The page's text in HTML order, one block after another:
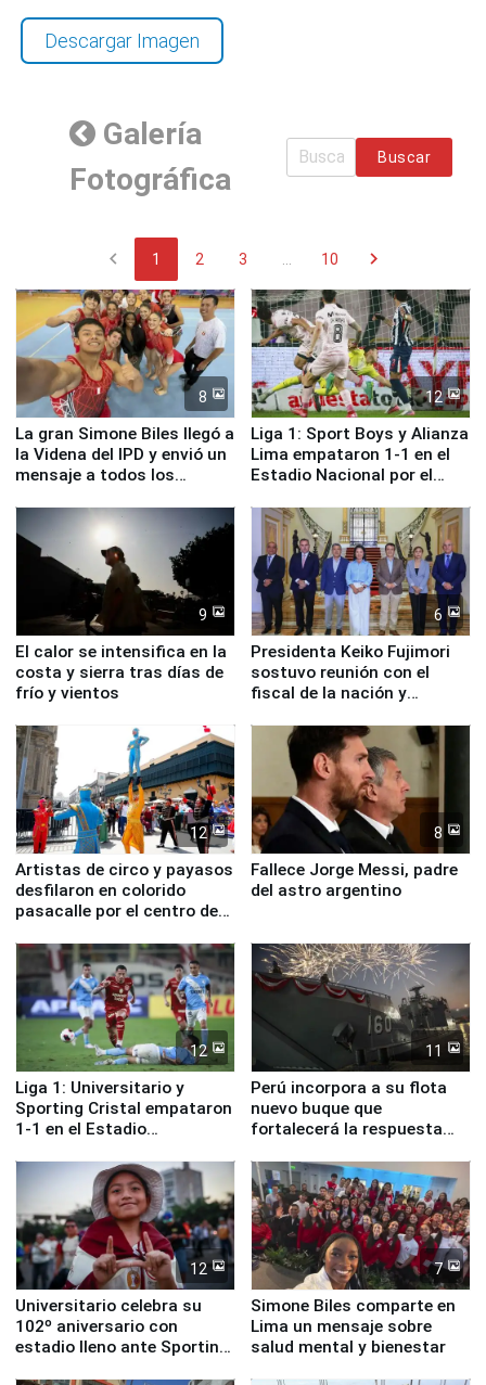
Descargar Imagen
Galería
Fotográfica
Buscar
chevron_left 1 2 3 10 chevron_right
8
La gran Simone Biles llegó a
la Videna del IPD y envió un
mensaje a todos los
12
Liga 1: Sport Boys y Alianza
Lima empataron 1-1 en el
Estadio Nacional por el
9
El calor se intensifica en la
costa y sierra tras días de
frío y vientos
6
Presidenta Keiko Fujimori
sostuvo reunión con el
fiscal de la nación y
12
Artistas de circo y payasos
desfilaron en colorido
pasacalle por el centro de
8
Fallece Jorge Messi, padre
del astro argentino
12
Liga 1: Universitario y
Sporting Cristal empataron
1-1 en el Estadio
11
Perú incorpora a su flota
nuevo buque que
fortalecerá la respuesta
12
Universitario celebra su
102º aniversario con
estadio lleno ante Sporting
7
Simone Biles comparte en
Lima un mensaje sobre
salud mental y bienestar